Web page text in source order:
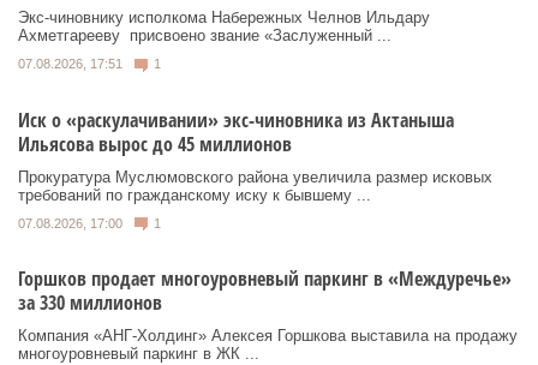
Экс‑чиновнику исполкома Набережных Челнов Ильдару
Ахметгарееву присвоено звание «Заслуженный ...
07.08.2026, 17:51 1
Иск о «раскулачивании» экс-чиновника из Актаныша
Ильясова вырос до 45 миллионов
Прокуратура Муслюмовского района увеличила размер исковых
требований по гражданскому иску к бывшему ...
07.08.2026, 17:00 1
Горшков продает многоуровневый паркинг в «Междуречье»
за 330 миллионов
Компания «АНГ-Холдинг» Алексея Горшкова выставила на продажу
многоуровневый паркинг в ЖК ...